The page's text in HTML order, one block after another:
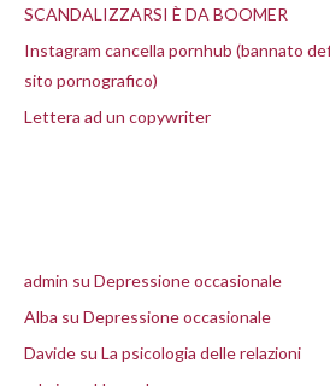
SCANDALIZZARSI È DA BOOMER
Instagram cancella pornhub (bannato
sito pornografico)
Lettera ad un copywriter
admin su Depressione occasionale
Alba su Depressione occasionale
Davide su La psicologia delle relazioni